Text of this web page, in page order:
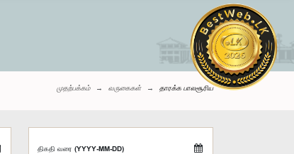
முதற்பக்கம் வருகைகள் தாரக்க பாலசூரிய
திகதி வரை (YYYY-MM-DD)